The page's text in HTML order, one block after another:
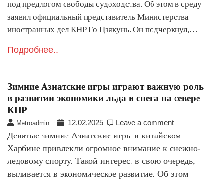
под предлогом свободы судоходства. Об этом в среду
заявил официальный представитель Министерства
иностранных дел КНР Го Цзякунь. Он подчеркнул,…
Подробнее..
Зимние Азиатские игры играют важную роль
в развитии экономики льда и снега на севере
КНР
Metroadmin 12.02.2025 Leave a comment
Девятые зимние Азиатские игры в китайском
Харбине привлекли огромное внимание к снежно-
ледовому спорту. Такой интерес, в свою очередь,
выливается в экономическое развитие. Об этом